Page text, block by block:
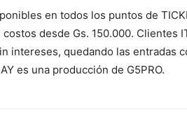
en todos los puntos de
costos desde Gs. 150.000. Clientes
intereses, quedando las entradas
es una producción de G5PRO.